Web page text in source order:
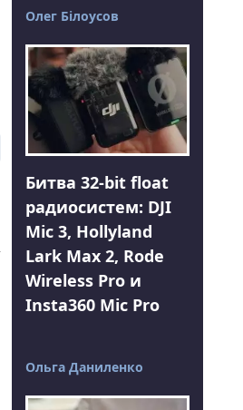
Олег Білоусов
Битва 32-bit float
радиосистем: DJI
Mic 3, Hollyland
Lark Max 2, Rode
Wireless Pro и
Insta360 Mic Pro
Ольга Даниленко